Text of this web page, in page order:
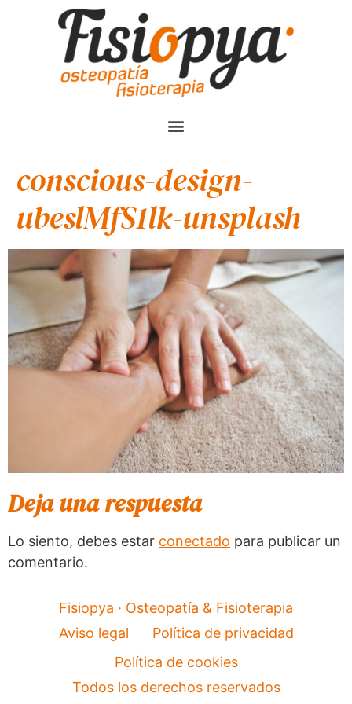
conscious-design-
ubeslMfS1lk-unsplash
Deja una respuesta
Lo siento, debes estar conectado para publicar un
comentario.
Fisiopya · Osteopatía & Fisioterapia
Aviso legal
Política de privacidad
Política de cookies
Todos los derechos reservados